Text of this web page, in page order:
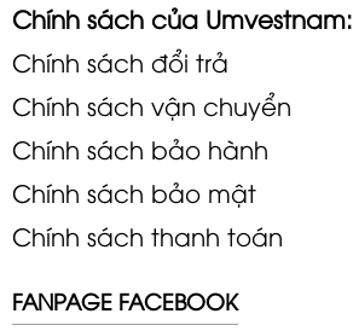
Chính sách của Umvestnam:
Chính sách đổi trả
Chính sách vận chuyển
Chính sách bảo hành
Chính sách bảo mật
Chính sách thanh toán
FANPAGE FACEBOOK